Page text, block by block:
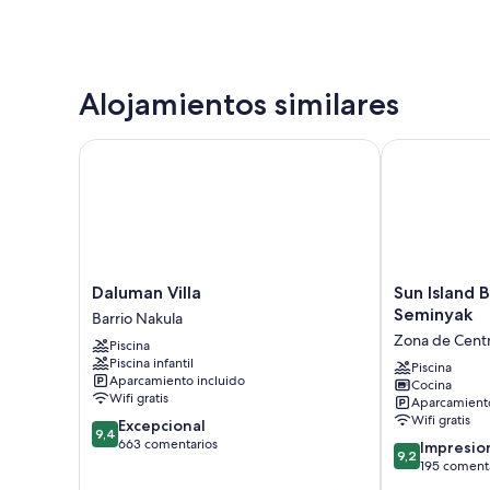
Alojamientos similares
Daluman
Villa
Barrio
Nakula
Daluman Villa
Barrio Nakula
Piscina
Piscina infantil
Aparcamiento incluido
Wifi gratis
9.4
sobre
9,4 Excepcional
663 comentarios
Daluman Villa
Sun
Island
Boutique
Villas
&
Spa
Seminyak
Zona
de
Central
Sun Island
Seminyak
Zona de
Piscina
Cocina
Wifi gratis
9.2
sobre
9,2
195
Sun Island